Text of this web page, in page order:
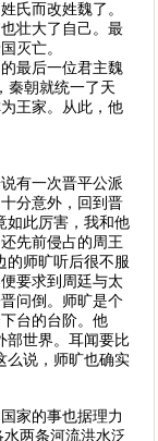
氏而改姓魏了。
壮大了自己。最
灭亡。
最后一位君主魏
秦朝就统一了天
王家。从此，他
有一次晋平公派
分意外，回到晋
如此厉害，我和他
先前侵占的周王
的师旷听后很不服
要求到周廷与太
问倒。师旷是个
台的台阶。他
部世界。耳闻要比
么说，师旷也确实
家的事也据理力
两条河流洪水泛